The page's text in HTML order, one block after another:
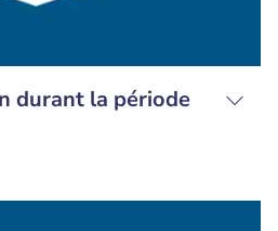
durant la période